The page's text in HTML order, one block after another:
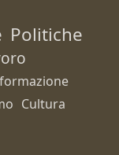
Politiche
Cultura